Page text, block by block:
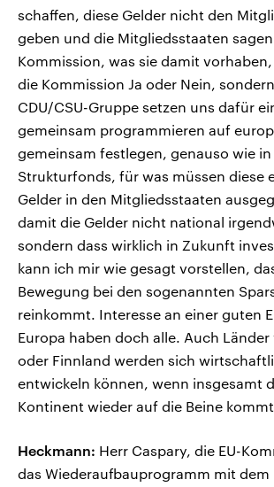
schaffen, diese Gelder nicht den
geben und die Mitgliedsstaaten
Kommission, was sie damit
die Kommission Ja oder Nein,
CDU/CSU-Gruppe setzen uns dafür
gemeinsam programmieren auf
gemeinsam festlegen, genauso wie
Strukturfonds, für was müssen diese
Gelder in den Mitgliedsstaaten
damit die Gelder nicht national
sondern dass wirklich in Zukunft
kann ich mir wie gesagt vorstellen,
Bewegung bei den sogenannten
reinkommt. Interesse an einer guten
Europa haben doch alle. Auch
oder Finnland werden sich
entwickeln können, wenn insgesamt
Kontinent wieder auf die Beine
Heckmann: Herr Caspary, die EU-
das Wiederaufbauprogramm mit dem